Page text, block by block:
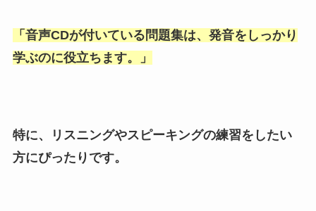
「 音声CDが付いている問題集は、発音をしっかり
学ぶのに役立ちます。
」
特に、リスニングやスピーキングの練習をしたい
方にぴったりです。